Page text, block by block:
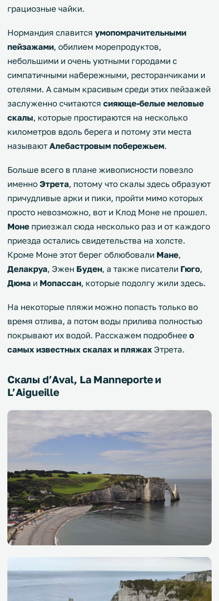
грациозные чайки.
Нормандия славится умопомрачительными
пейзажами, обилием морепродуктов,
небольшими и очень уютными городами с
симпатичными набережными, ресторанчиками и
отелями. А самым красивым среди этих пейзажей
заслуженно считаются сияюще-белые меловые
скалы, которые простираются на несколько
километров вдоль берега и потому эти места
называютАлебастровым побережьем.
Больше всего в плане живописности повезло
именноЭтрета, потому что скалы здесь образуют
причудливые арки и пики, пройти мимо которых
просто невозможно, вот и Клод Моне не прошел.
Моне приезжал сюда несколько раз и от каждого
приезда остались свидетельства на холсте.
Кроме Моне этот берег облюбовали Мане,
Делакруа, Эжен Буден, а также писатели Гюго,
Дюма и Мопассан, которые подолгу жили здесь.
На некоторые пляжи можно попасть только во
время отлива, а потом воды прилива полностью
покрывают их водой. Расскажем подробнее о
самых известных скалах и пляжах Этрета.
Скалы d’Aval, La Manneporte и
L’Aigueille